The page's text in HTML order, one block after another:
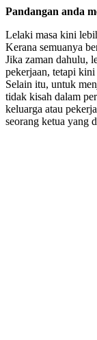
Pandangan anda
Lelaki masa kini
Kerana semuanya
Jika zaman dahulu,
pekerjaan, tetapi
Selain itu, untuk
tidak kisah dalam
keluarga atau
seorang ketua yang